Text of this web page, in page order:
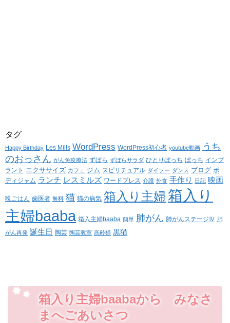
タグ
Happy Birthday Les Mills WordPress WordPress初心者 youtube動画 うち
のおっさん がん免疫療法 ずぼら ずぼらサラダ ひとりぼっち ぼっち インプ
ラント エクササイズ カフェ ジム スピリチュアル ダイソー ダンス ブログ ボ
ディジャム ランチ レスミルズ ワードプレス 介護 外食 手作り 日記 映画
晩ごはん 歯医者 無料 猫 猫の病気 箱入り主婦箱入り
主婦baaba 箱入主婦baaba 簡単 肺がん 肺がんステージⅣ 肺
がん再発 誕生日 陶芸 陶芸教室 高齢猫 黒猫
箱入り主婦baabaから みなさ
まへごあいさつ